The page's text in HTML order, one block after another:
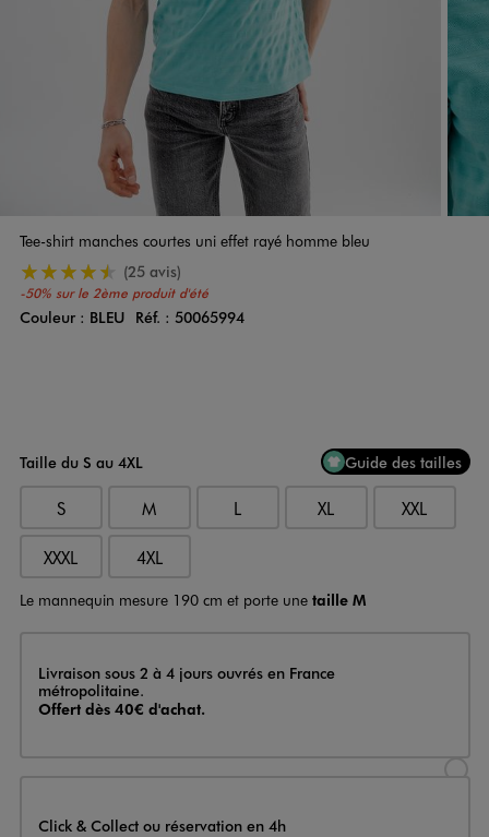
Tee-shirt manches courtes uni effet rayé homme bleu
-50% sur le 2ème produit d'été
4.5/5 de moyenne
(25 avis)
Couleur
Couleur : BLEU Réf. : 50065994
Taille du S au 4XL Guide des tailles
S M L XL XXL
XXXL 4XL
Le mannequin mesure 190 cm et porte une taille M
Livraison
Livraison sous 2 à 4 jours ouvrés en France
métropolitaine.
Offert dès 40€ d'achat.
Click & Collect ou réservation en 4h